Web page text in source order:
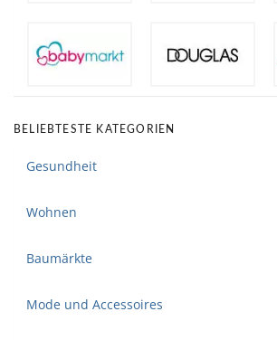
BELIEBTESTE KATEGORIEN
Gesundheit
Wohnen
Baumärkte
Mode und Accessoires